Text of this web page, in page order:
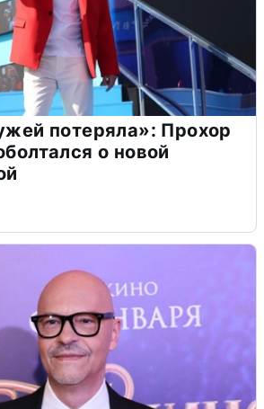
потеряла»: Прохор
о новой